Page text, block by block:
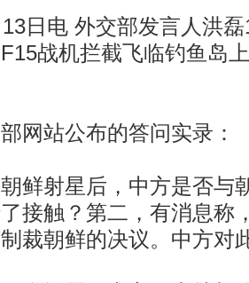
电 外交部发言人洪磊
战机拦截飞临钓鱼岛
站公布的答问实录：
射星后，中方是否与
接触？第二，有消息称
裁朝鲜的决议。中方对